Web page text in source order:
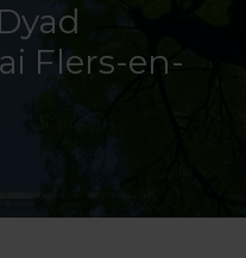
Flers-en-